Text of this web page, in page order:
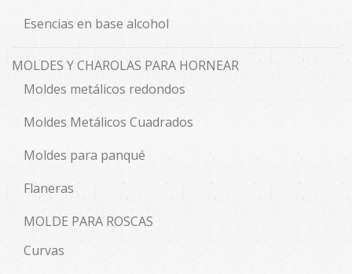
Esencias en base alcohol
MOLDES Y CHAROLAS PARA HORNEAR
Moldes metálicos redondos
Moldes Metálicos Cuadrados
Moldes para panqué
Flaneras
MOLDE PARA ROSCAS
Curvas